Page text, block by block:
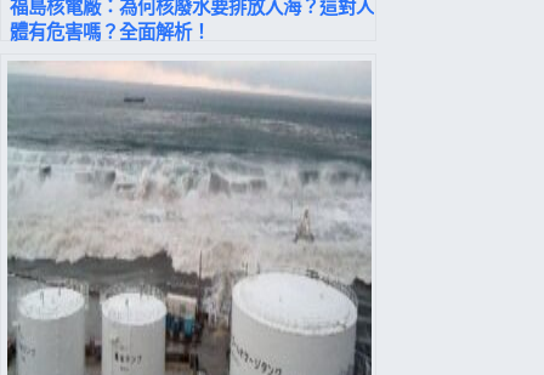
福島核電廠：為何核廢水要排放入海？這對人
體有危害嗎？全面解析！